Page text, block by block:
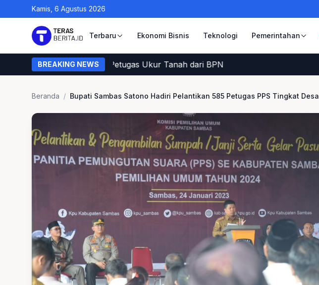
Kamis, 6 Agustus 2026
Terbaru Ekonomi Bisnis Teknologi Pemerintahan
BREAKING NEWS
Warga Memastikan Petugas Ukur Tanah dari BPN
Beranda / Bupati Sambas Satono Hadiri Pelantikan 585 Petugas PPS Tingkat Desa